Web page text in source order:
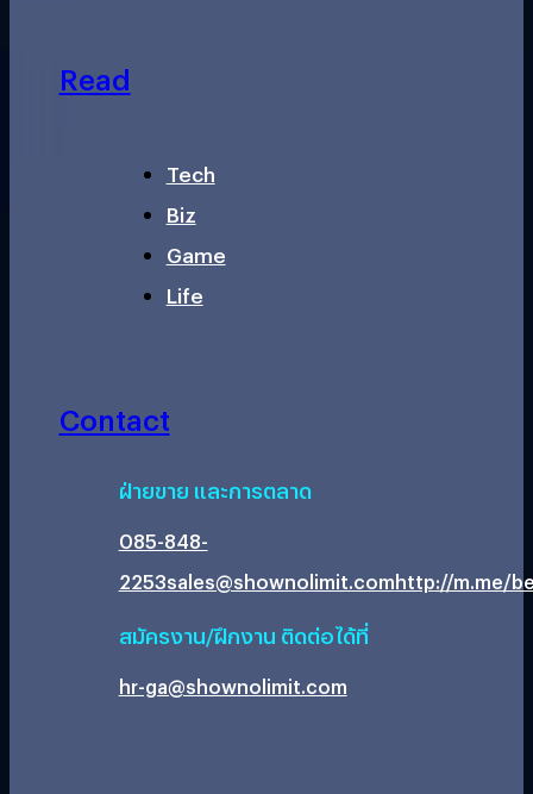
Read
Tech
Biz
Game
Life
Contact
ฝ่ายขาย และการตลาด
085-848-
2253sales@shownolimit.comhttp://m.me/
สมัครงาน/ฝึกงาน ติดต่อได้ที่
hr-ga@shownolimit.com